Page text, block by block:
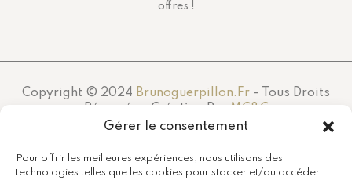
Gérer le consentement
Pour offrir les meilleures expériences, nous utilisons des
technologies telles que les cookies pour stocker et/ou accéder
offres !
Copyright © 2024 Brunoguerpillon.fr – Tous Droits
Réservés – Création Par
MC&C